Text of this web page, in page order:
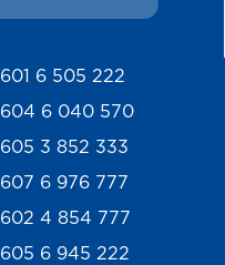
601 6 505 222
604 6 040 570
605 3 852 333
607 6 976 777
602 4 854 777
605 6 945 222